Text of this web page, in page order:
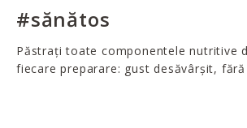
#sănătos
Păstrați toate componentele nutritive
fiecare preparare: gust desăvârșit, fără